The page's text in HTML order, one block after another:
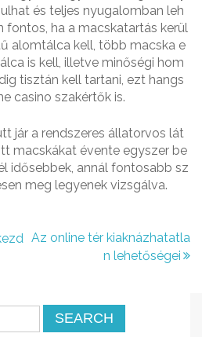
és teljes nyugalomban leh
fontos, ha a macskatartás kerül
alomtálca kell, több macska e
is kell, illetve minőségi hom
tisztán kell tartani, ezt hangs
casino szakértők is.
jár a rendszeres állatorvos lát
macskákat évente egyszer be
idősebbek, annál fontosabb sz
meg legyenek vizsgálva.
Az online tér kiaknázhatatla
n lehetőségei